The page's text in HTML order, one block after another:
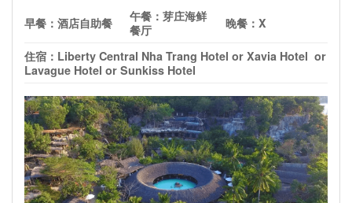
早餐：酒店自助餐 午餐：芽庄海鲜
餐厅
晚餐：X
住宿： Liberty Central Nha Trang Hotel or Xavia Hotel or
Lavague Hotel or Sunkiss Hotel